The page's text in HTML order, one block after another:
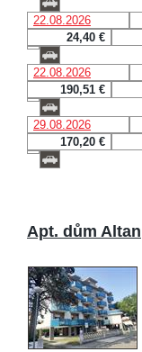
22.08.2026
24,40 €
22.08.2026
190,51 €
29.08.2026
170,20 €
Apt. dům Altan